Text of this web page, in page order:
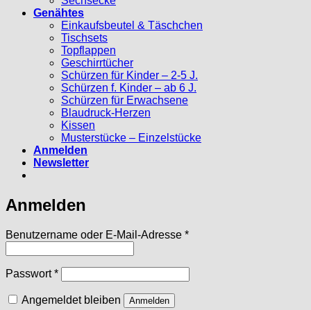
Genähtes
Einkaufsbeutel & Täschchen
Tischsets
Topflappen
Geschirrtücher
Schürzen für Kinder – 2-5 J.
Schürzen f. Kinder – ab 6 J.
Schürzen für Erwachsene
Blaudruck-Herzen
Kissen
Musterstücke – Einzelstücke
Anmelden
Newsletter
Anmelden
Benutzername oder E-Mail-Adresse *Erforderlich
Passwort*Erforderlich
Angemeldet bleiben Anmelden